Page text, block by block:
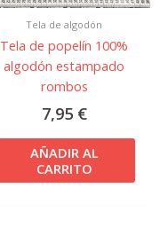
Tela de algodón
Tela de popelín 100%
algodón estampado
rombos
7,95 €
AÑADIR AL
CARRITO